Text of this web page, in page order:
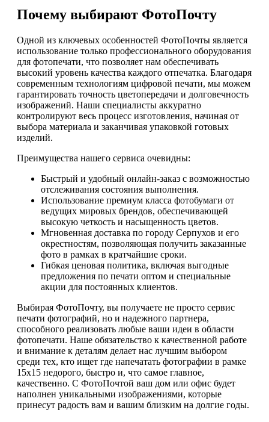
Почему выбирают ФотоПочту
Одной из ключевых особенностей ФотоПочты является
использование только профессионального оборудования
для фотопечати, что позволяет нам обеспечивать
высокий уровень качества каждого отпечатка. Благодаря
современным технологиям цифровой печати, мы можем
гарантировать точность цветопередачи и долговечность
изображений. Наши специалисты аккуратно
контролируют весь процесс изготовления, начиная от
выбора материала и заканчивая упаковкой готовых
изделий.
Преимущества нашего сервиса очевидны:
Быстрый и удобный онлайн-заказ с возможностью
отслеживания состояния выполнения.
Использование премиум класса фотобумаги от
ведущих мировых брендов, обеспечивающей
высокую четкость и насыщенность цветов.
Мгновенная доставка по городу Серпухов и его
окрестностям, позволяющая получить заказанные
фото в рамках в кратчайшие сроки.
Гибкая ценовая политика, включая выгодные
предложения по печати оптом и специальные
акции для постоянных клиентов.
Выбирая ФотоПочту, вы получаете не просто сервис
печати фотографий, но и надежного партнера,
способного реализовать любые ваши идеи в области
фотопечати. Наше обязательство к качественной работе
и внимание к деталям делает нас лучшим выбором
среди тех, кто ищет где напечатать фотографии в рамке
15х15 недорого, быстро и, что самое главное,
качественно. С ФотоПочтой ваш дом или офис будет
наполнен уникальными изображениями, которые
принесут радость вам и вашим близким на долгие годы.